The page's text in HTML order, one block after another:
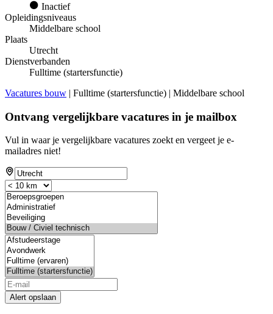
Inactief
Opleidingsniveaus
Middelbare school
Plaats
Utrecht
Dienstverbanden
Fulltime (startersfunctie)
Vacatures bouw | Fulltime (startersfunctie) | Middelbare school
Ontvang vergelijkbare vacatures in je mailbox
Vul in waar je vergelijkbare vacatures zoekt en vergeet je e-
mailadres niet!
Alert opslaan